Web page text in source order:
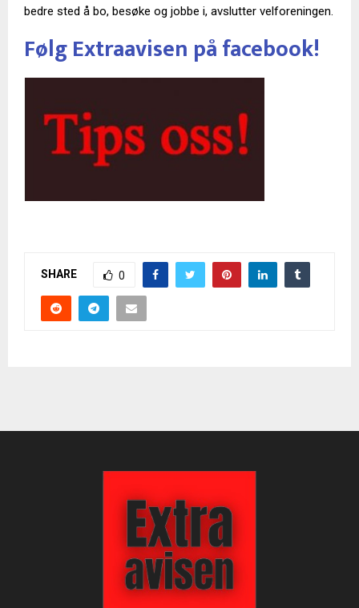
bedre sted å bo, besøke og jobbe i, avslutter velforeningen.
Følg Extraavisen på facebook!
SHARE 0